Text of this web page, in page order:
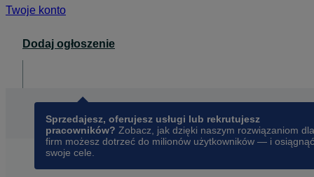
Twoje konto
Dodaj ogłoszenie
Sprzedajesz, oferujesz usługi lub rekrutujesz
pracowników? Zobacz, jak dzięki naszym rozwiązaniom dla
firm możesz dotrzeć do milionów użytkowników — i osiągnąć
swoje cele.